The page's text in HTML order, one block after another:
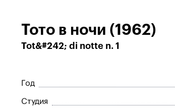
Тото в ночи (1962)
Tot&#242; di notte n. 1
Год
Студия